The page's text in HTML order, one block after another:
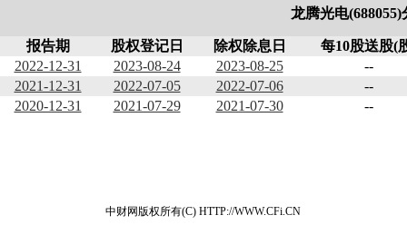
龙腾光电(688055)
报告期 股权登记日 除权除息日
每10股送股(
2022-12-31
2023-08-24 2023-08-25
--
2021-12-31
2022-07-05 2022-07-06
--
2020-12-31
2021-07-29 2021-07-30 --
中财网版权所有(C) HTTP://WWW.CFi.CN